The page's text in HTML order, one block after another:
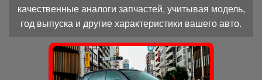
качественные аналоги запчастей, учитывая модель,
год выпуска и другие характеристики вашего авто.